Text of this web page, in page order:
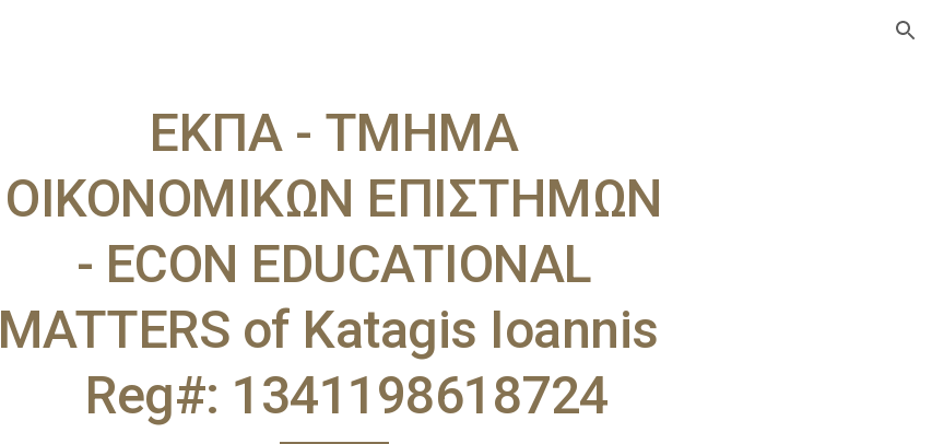
EKΠA - ΤΜΗΜΑ
ΟΙΚΟΝΟΜΙΚΩΝ ΕΠΙΣΤΗΜΩΝ
- ECON EDUCATIONAL
MATTERS of Katagis Ioannis
Reg#: 1341198618724